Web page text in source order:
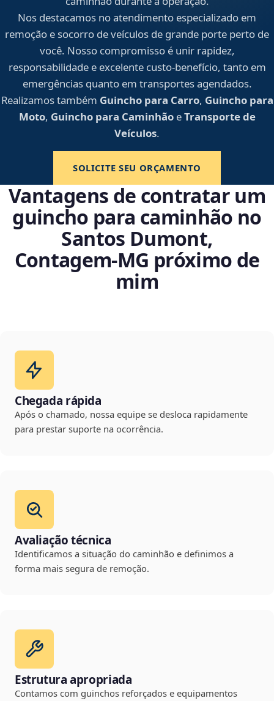
Nos destacamos no atendimento especializado em
remoção e socorro de veículos de grande porte perto de
você. Nosso compromisso é unir rapidez,
responsabilidade e excelente custo-benefício, tanto em
emergências quanto em transportes agendados.
Realizamos também Guincho para Carro, Guincho para
Moto, Guincho para CaminhãoeTransporte de
Veículos.
SOLICITE SEU ORÇAMENTO
Vantagens de contratar um
guincho para caminhão no
Santos Dumont,
Contagem‑MG próximo de
mim
Chegada rápida
Após o chamado, nossa equipe se desloca rapidamente
para prestar suporte na ocorrência.
Avaliação técnica
Identificamos a situação do caminhão e definimos a
forma mais segura de remoção.
Estrutura apropriada
Contamos com guinchos reforçados e equipamentos